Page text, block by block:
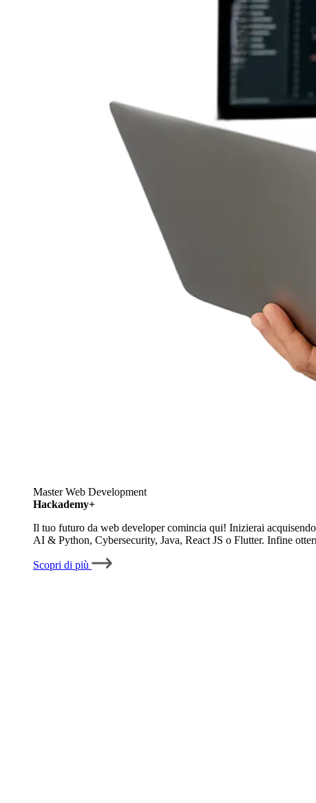
Master Web Development
Hackademy+
Il tuo futuro da web developer comincia qui! Inizierai
AI & Python, Cybersecurity, Java, React JS o Flutter. Infine
Scopri di più